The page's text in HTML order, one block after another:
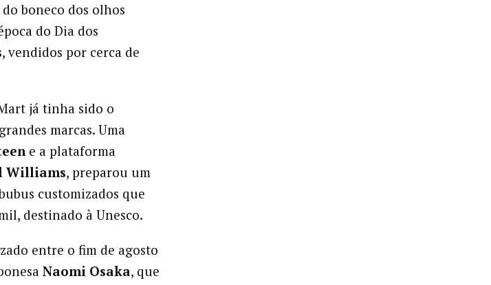
boneco dos olhos
do Dia dos
vendidos por cerca de
já tinha sido o
marcas. Uma
e a plataforma
Williams, preparou um
customizados que
destinado à Unesco.
entre o fim de agosto
Naomi Osaka, que